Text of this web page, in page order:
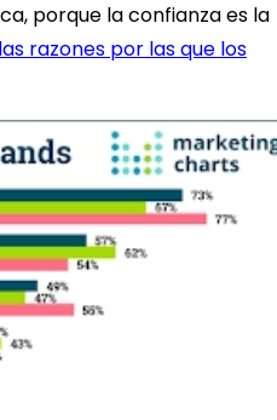
porque la confianza es la
razones por las que los